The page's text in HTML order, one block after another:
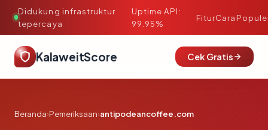
Didukung infrastruktur
tepercaya
·
Uptime API:
99.95%
FiturCara
KalaweitScore Cek Gratis
Beranda›Pemeriksaan›antipodeancoffee.com